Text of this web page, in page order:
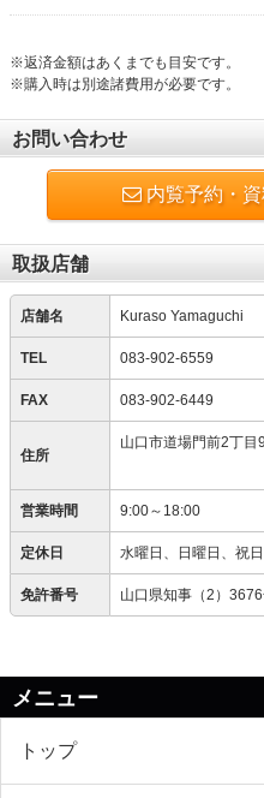
※返済金額はあくまでも目安です。
※購入時は別途諸費用が必要です。
お問い合わせ
内覧予約・
取扱店舗
店舗名 Kuraso Yamaguchi
TEL 083-902-6559
FAX 083-902-6449
住所
山口市道場門前2丁目
営業時間 9:00～18:00
定休日 水曜日、日曜日、祝日
免許番号 山口県知事（2）
メニュー
トップ